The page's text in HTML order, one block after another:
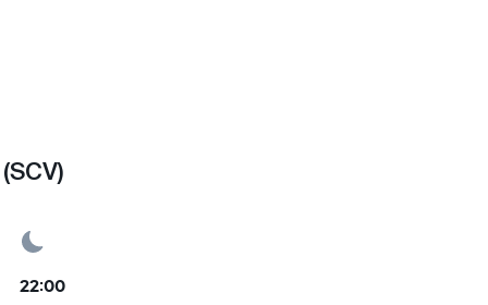
22:00